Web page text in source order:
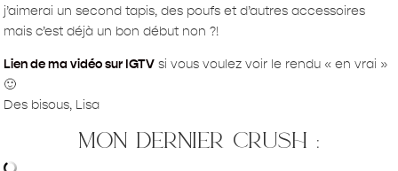
j’aimerai un second tapis, des poufs et d’autres accessoires
mais c’est déjà un bon début non ?!
Lien de ma vidéo sur IGTV si vous voulez voir le rendu « en vrai »
🙂
Des bisous, Lisa
mon dernier crush :